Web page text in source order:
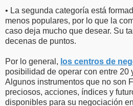
• La segunda categoría está
menos populares, por lo que la
caso deja mucho que desear. Su
decenas de puntos.
Por lo general, los centros de
posibilidad de operar con entre 20
Algunos instrumentos que no son
preciosos, acciones, índices y
disponibles para su negociación